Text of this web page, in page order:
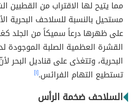
مما يتيح لها الاقتراب من القطبين
مستحيل بالنسبة للسلاحف البحرية
على ظهرها درعاً سميكاً من الجلد
القشرة العظمية الصلبة الموجودة
البحرية، وتتغذى على قناديل
تستطيع التهام الفرائس.[١]
السلاحف ضخمة الرأس